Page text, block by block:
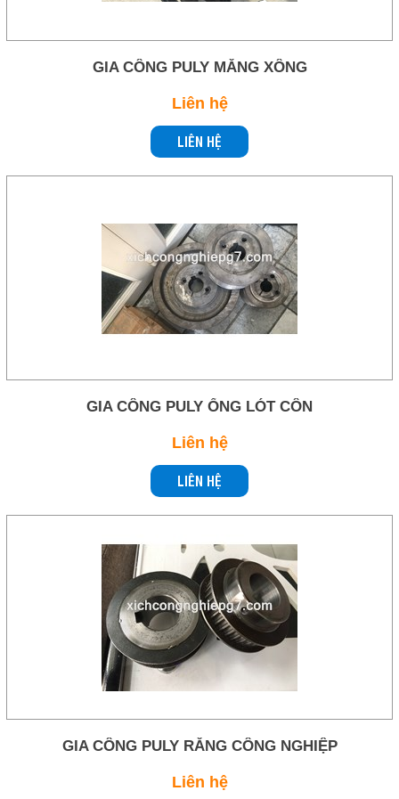
GIA CÔNG PULY MĂNG XÔNG
Liên hệ
LIÊN HỆ
GIA CÔNG PULY ỐNG LÓT CÔN
Liên hệ
LIÊN HỆ
GIA CÔNG PULY RĂNG CÔNG NGHIỆP
Liên hệ